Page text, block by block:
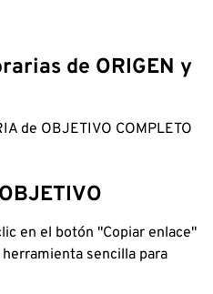
de ORIGEN y
de OBJETIVO COMPLETO
en el botón "Copiar enlace"
sencilla para